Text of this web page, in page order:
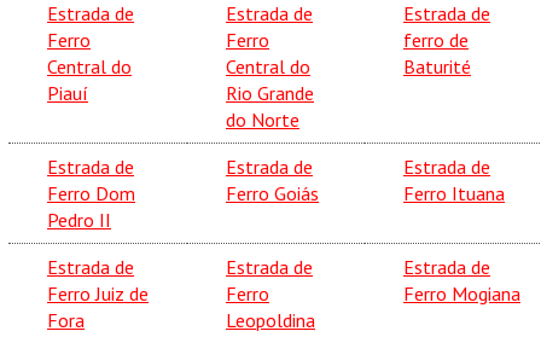
Estrada de
Ferro
Central do
Piauí
Estrada de
Ferro
Central do
Rio Grande
do Norte
Estrada de
ferro de
Baturité
Estrada de
Ferro Dom
Pedro II
Estrada de
Ferro Goiás
Estrada de
Ferro Ituana
Estrada de
Ferro Juiz de
Fora
Estrada de
Ferro
Leopoldina
Estrada de
Ferro Mogiana